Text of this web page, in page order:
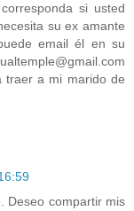
si usted
su ex amante
email él en su
traer a mi marido de
Deseo compartir mis